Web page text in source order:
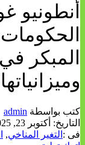
أنطونيو
المبكر
وميزانياتها
كتب بواسطة admin
التاريخ: أكتوبر 23, 2025
فى : التغير المناخي,